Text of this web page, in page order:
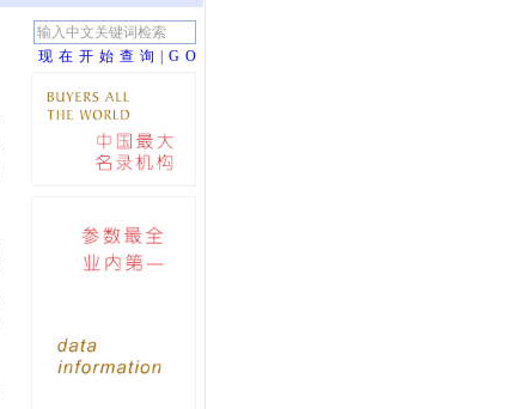
现在开始查询|G O